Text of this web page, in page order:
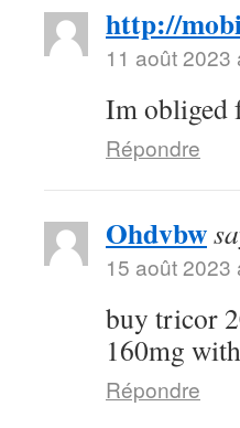
http://
11 août 2023
Im obliged
Répondre
Ohdvbw
15 août 2023
buy tricor
160mg
Répondre